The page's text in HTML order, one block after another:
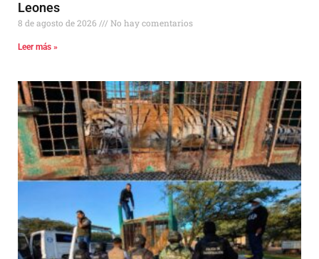
Leones
8 de agosto de 2026 No hay comentarios
Leer más »